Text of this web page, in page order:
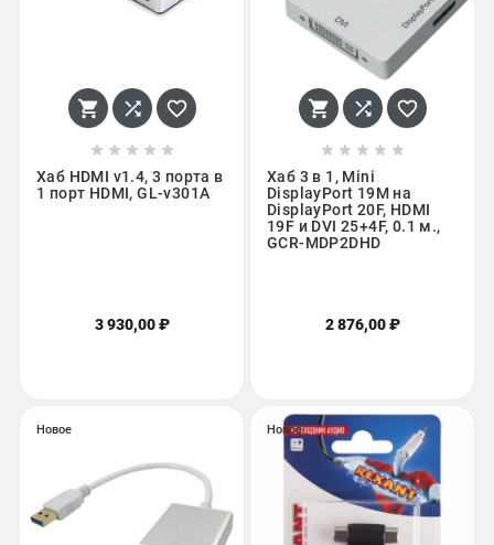
  
    
Хаб HDMI v1.4, 3 порта в
1 порт HDMI, GL-v301A
3 930,00 ₽
  
    
Хаб 3 в 1, Mini
DisplayPort 19M на
DisplayPort 20F, HDMI
19F и DVI 25+4F, 0.1 м.,
GCR-MDP2DHD
2 876,00 ₽
Новое Новое